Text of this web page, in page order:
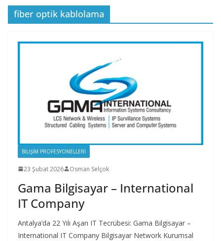
fiber optik kablolama
BILIŞIM PROFESYONELLERI
23 Şubat 2026 Osman Selçok
Gama Bilgisayar – International
IT Company
Antalya’da 22 Yılı Aşan IT Tecrübesi: Gama Bilgisayar –
International IT Company Bilgisayar Network Kurumsal